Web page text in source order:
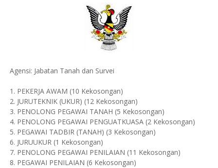
Agensi: Jabatan Tanah dan Survei
1. PEKERJA AWAM (10 Kekosongan)
2. JURUTEKNIK (UKUR) (12 Kekosongan)
3. PENOLONG PEGAWAI TANAH (5 Kekosongan)
4. PENOLONG PEGAWAI PENGUATKUASA (2 Kekosongan)
5. PEGAWAI TADBIR (TANAH) (3 Kekosongan)
6. JURUUKUR (1 Kekosongan)
7. PENOLONG PEGAWAI PENILAIAN (11 Kekosongan)
8. PEGAWAI PENILAIAN (6 Kekosongan)